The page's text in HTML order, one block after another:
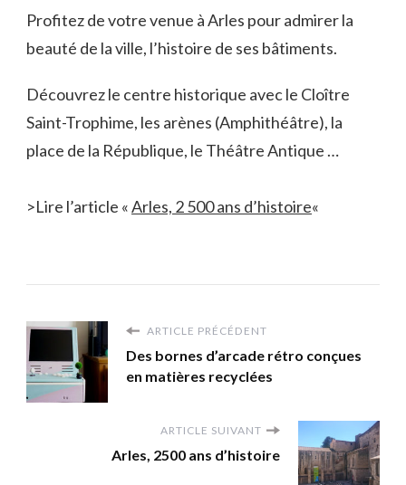
Profitez de votre venue à Arles pour admirer la
beauté de la ville, l’histoire de ses bâtiments.
Découvrez le centre historique avec le Cloître
Saint-Trophime, les arènes (Amphithéâtre), la
place de la République, le Théâtre Antique …
>Lire l’article «Arles, 2 500 ans d’histoire«
ARTICLE PRÉCÉDENT
Des bornes d’arcade rétro conçues
en matières recyclées
ARTICLE SUIVANT
Arles, 2500 ans d’histoire